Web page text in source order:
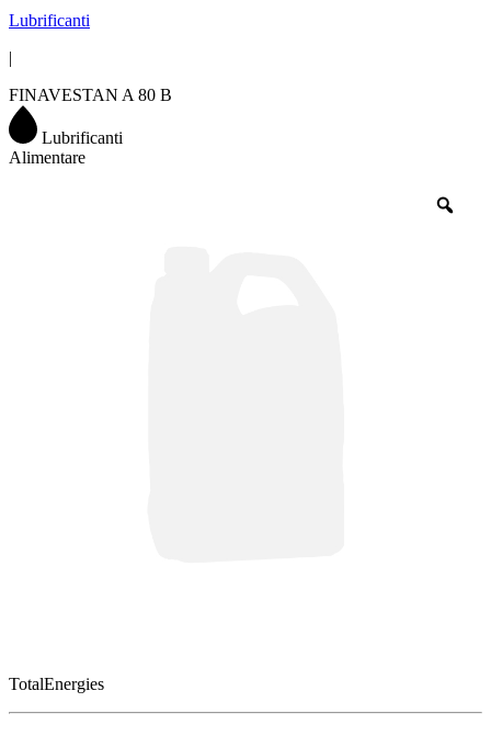
Lubrificanti
|
FINAVESTAN A 80 B
Lubrificanti
Alimentare
TotalEnergies